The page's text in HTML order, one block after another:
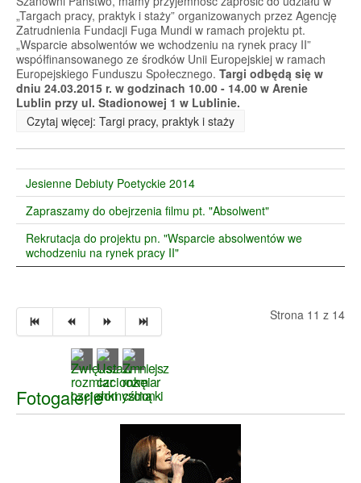
„Targach pracy, praktyk i staży” organizowanych przez Agencję
Zatrudnienia Fundacji Fuga Mundi w ramach projektu pt.
„Wsparcie absolwentów we wchodzeniu na rynek pracy II”
współfinansowanego ze środków Unii Europejskiej w ramach
Europejskiego Funduszu Społecznego. Targi odbędą się w
dniu 24.03.2015 r. w godzinach 10.00 - 14.00 w Arenie
Lublin przy ul. Stadionowej 1 w Lublinie.
Czytaj więcej: Targi pracy, praktyk i staży
Jesienne Debiuty Poetyckie 2014
Zapraszamy do obejrzenia filmu pt. "Absolwent"
Rekrutacja do projektu pn. "Wsparcie absolwentów we
wchodzeniu na rynek pracy II"
Strona 11 z 14
Fotogalerie